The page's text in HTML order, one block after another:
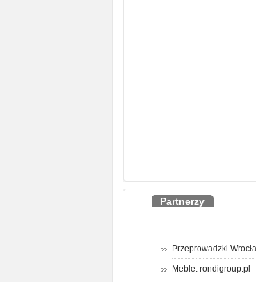
Partnerzy
Przeprowadzki
Meble: rondigroup.pl